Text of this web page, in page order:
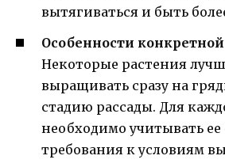
вытягиваться и быть
Особенности
Некоторые растения
выращивать сразу на
стадию рассады. Для
необходимо учитывать
требования к условиям